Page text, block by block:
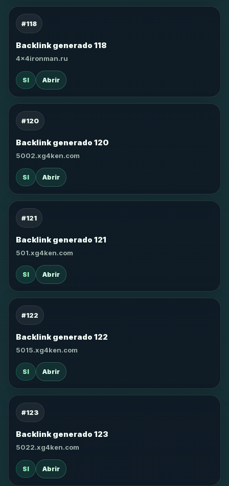
#118
Backlink generado 118
4x4ironman.ru
SI Abrir
#120
Backlink generado 120
5002.xg4ken.com
SI Abrir
#121
Backlink generado 121
501.xg4ken.com
SI Abrir
#122
Backlink generado 122
5015.xg4ken.com
SI Abrir
#123
Backlink generado 123
5022.xg4ken.com
SI Abrir